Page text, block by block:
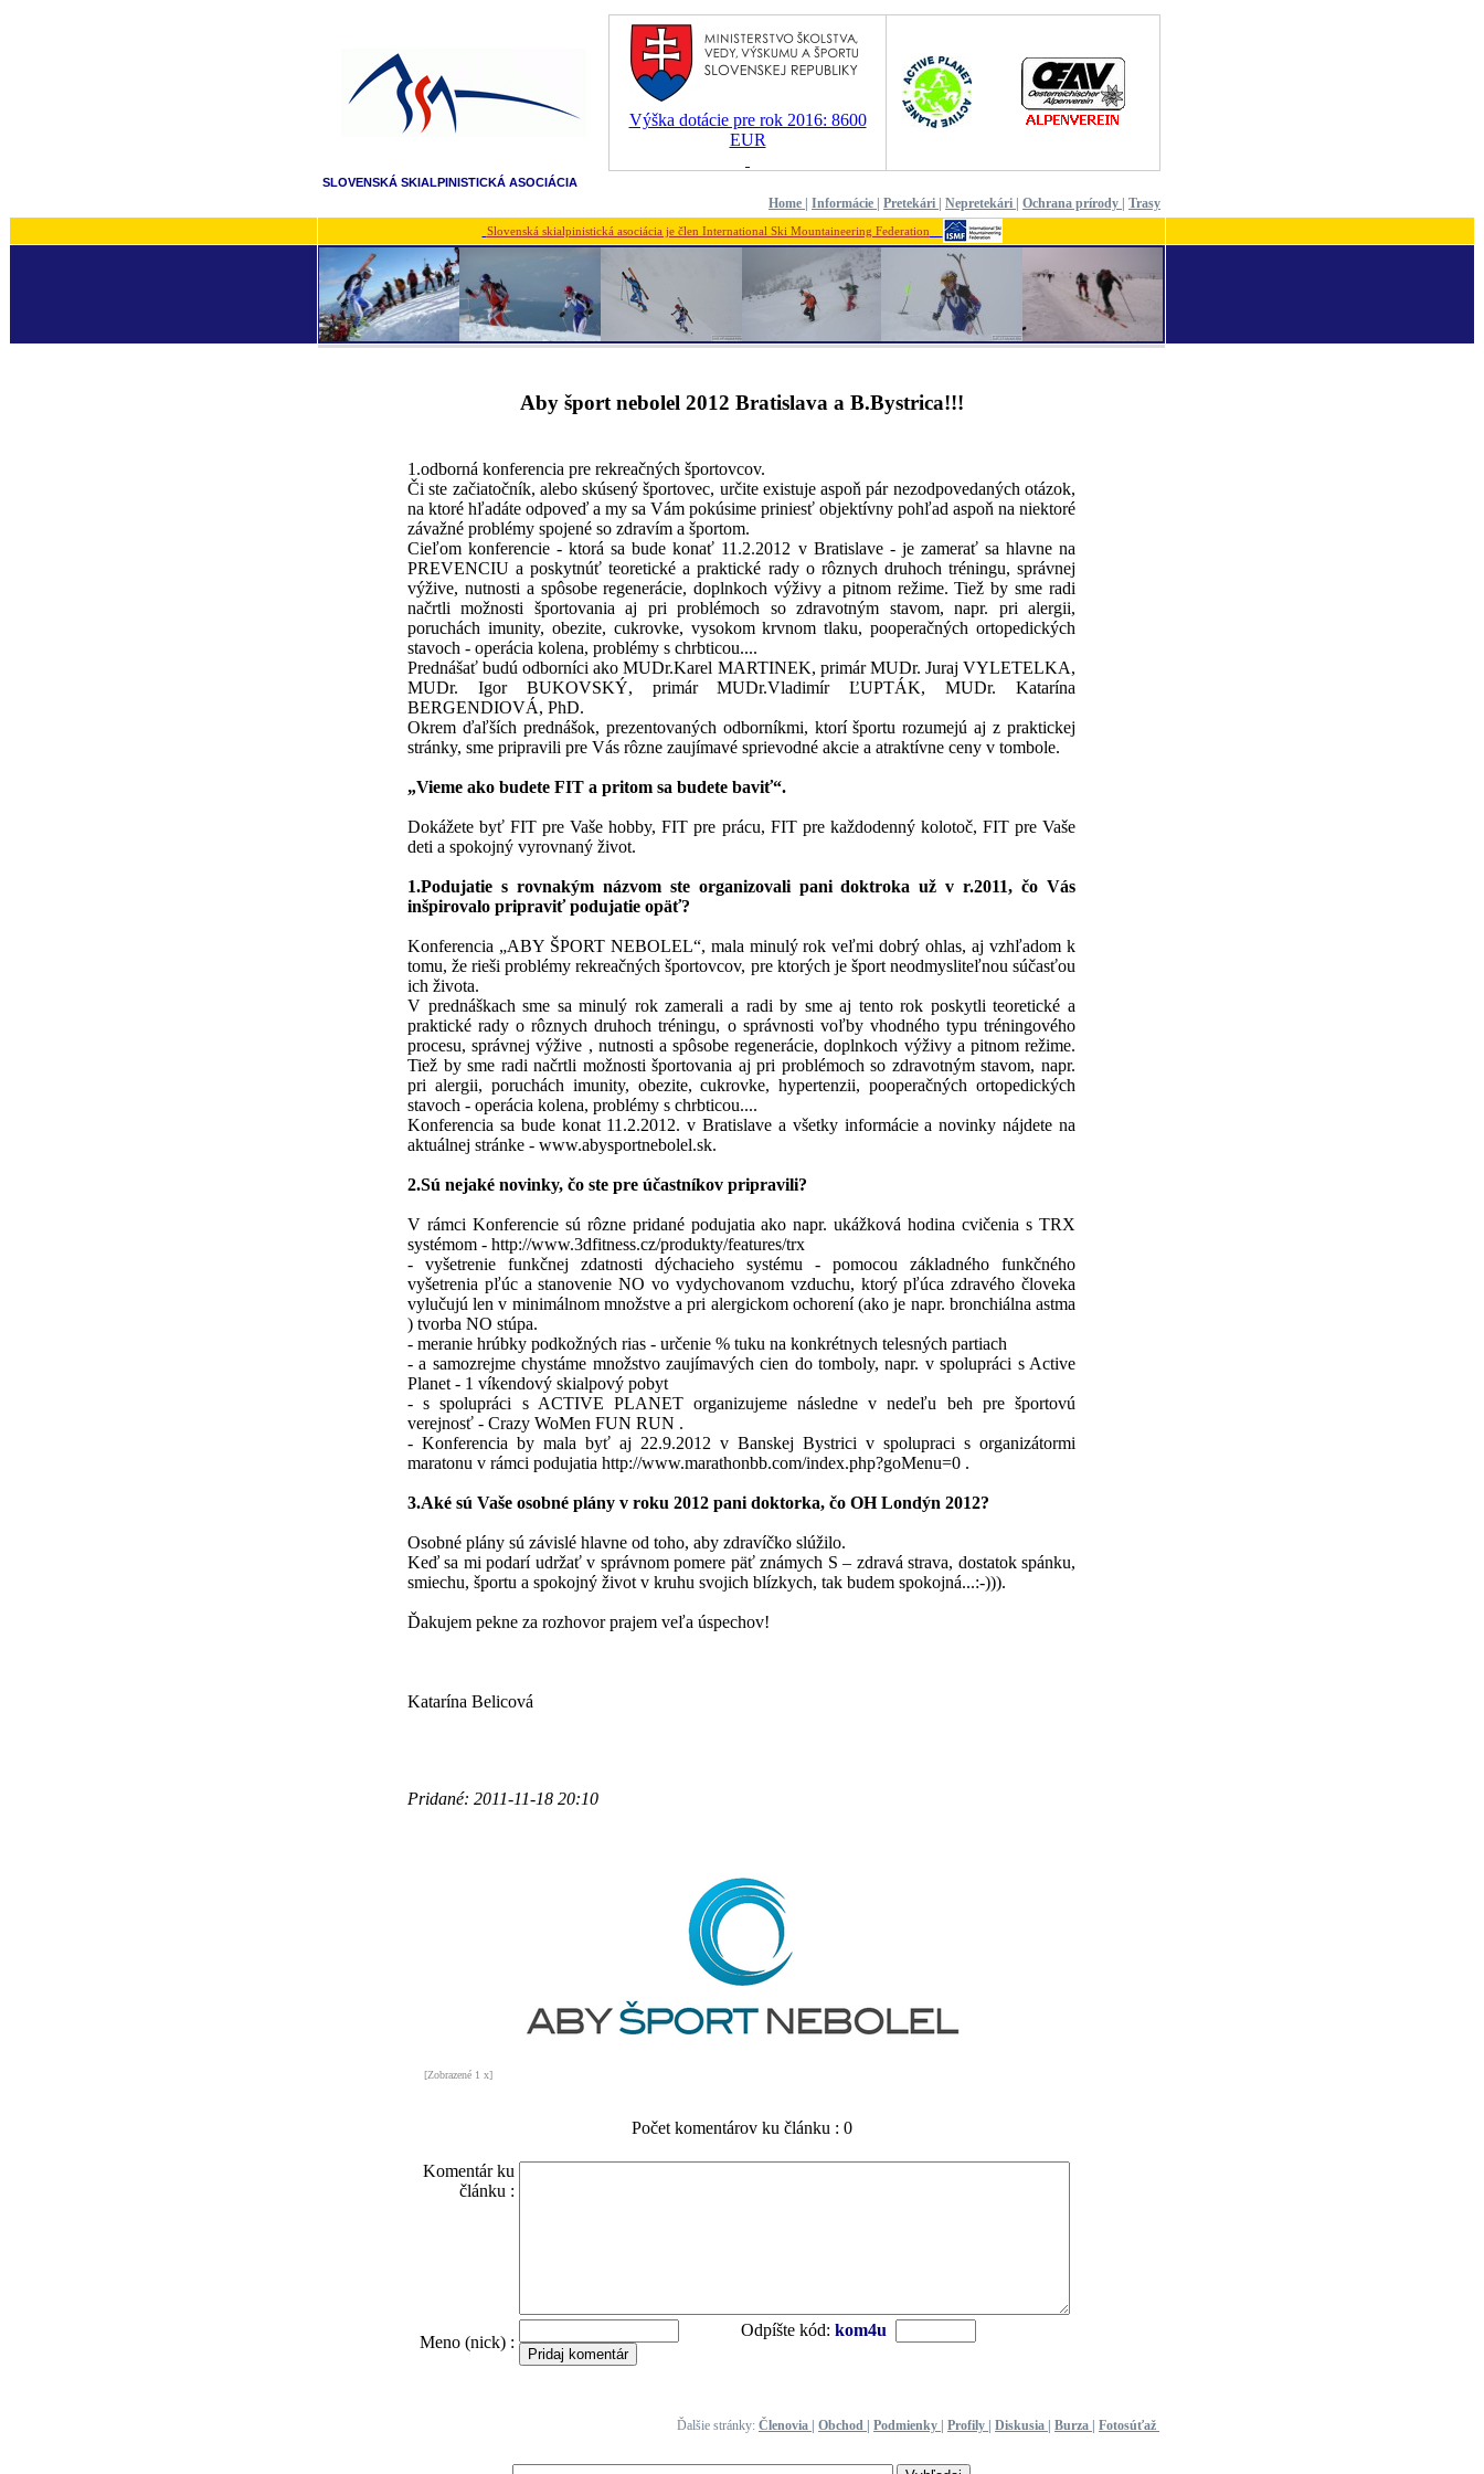
Výška dotácie pre rok 2016: 8600
EUR
SLOVENSKÁ SKIALPINISTICKÁ ASOCIÁCIA
Home Informácie Pretekári Nepretekári Ochrana prírody Trasy
Slovenská skialpinistická asociácia je člen International Ski Mountaineering Federation
Aby šport nebolel 2012 Bratislava a B.Bystrica!!!
1.odborná konferencia pre rekreačných športovcov.
Či ste začiatočník, alebo skúsený športovec, určite existuje aspoň pár nezodpovedaných otázok,
na ktoré hľadáte odpoveď a my sa Vám pokúsime priniesť objektívny pohľad aspoň na niektoré
závažné problémy spojené so zdravím a športom.
Cieľom konferencie - ktorá sa bude konať 11.2.2012 v Bratislave - je zamerať sa hlavne na
PREVENCIU a poskytnúť teoretické a praktické rady o rôznych druhoch tréningu, správnej
výžive, nutnosti a spôsobe regenerácie, doplnkoch výživy a pitnom režime. Tiež by sme radi
načrtli možnosti športovania aj pri problémoch so zdravotným stavom, napr. pri alergii,
poruchách imunity, obezite, cukrovke, vysokom krvnom tlaku, pooperačných ortopedických
stavoch - operácia kolena, problémy s chrbticou....
Prednášať budú odborníci ako MUDr.Karel MARTINEK, primár MUDr. Juraj VYLETELKA,
MUDr. Igor BUKOVSKÝ, primár MUDr.Vladimír ĽUPTÁK, MUDr. Katarína
BERGENDIOVÁ, PhD.
Okrem ďaľších prednášok, prezentovaných odborníkmi, ktorí športu rozumejú aj z praktickej
stránky, sme pripravili pre Vás rôzne zaujímavé sprievodné akcie a atraktívne ceny v tombole.
„Vieme ako budete FIT a pritom sa budete baviť“.
Dokážete byť FIT pre Vaše hobby, FIT pre prácu, FIT pre každodenný kolotoč, FIT pre Vaše
deti a spokojný vyrovnaný život.
1.Podujatie s rovnakým názvom ste organizovali pani doktroka už v r.2011, čo Vás
inšpirovalo pripraviť podujatie opäť?
Konferencia „ABY ŠPORT NEBOLEL“, mala minulý rok veľmi dobrý ohlas, aj vzhľadom k
tomu, že rieši problémy rekreačných športovcov, pre ktorých je šport neodmysliteľnou súčasťou
ich života.
V prednáškach sme sa minulý rok zamerali a radi by sme aj tento rok poskytli teoretické a
praktické rady o rôznych druhoch tréningu, o správnosti voľby vhodného typu tréningového
procesu, správnej výžive , nutnosti a spôsobe regenerácie, doplnkoch výživy a pitnom režime.
Tiež by sme radi načrtli možnosti športovania aj pri problémoch so zdravotným stavom, napr.
pri alergii, poruchách imunity, obezite, cukrovke, hypertenzii, pooperačných ortopedických
stavoch - operácia kolena, problémy s chrbticou....
Konferencia sa bude konat 11.2.2012. v Bratislave a všetky informácie a novinky nájdete na
aktuálnej stránke - www.abysportnebolel.sk.
2.Sú nejaké novinky, čo ste pre účastníkov pripravili?
V rámci Konferencie sú rôzne pridané podujatia ako napr. ukážková hodina cvičenia s TRX
systémom - http://www.3dfitness.cz/produkty/features/trx
- vyšetrenie funkčnej zdatnosti dýchacieho systému - pomocou základného funkčného
vyšetrenia pľúc a stanovenie NO vo vydychovanom vzduchu, ktorý pľúca zdravého človeka
vylučujú len v minimálnom množstve a pri alergickom ochorení (ako je napr. bronchiálna astma
) tvorba NO stúpa.
- meranie hrúbky podkožných rias - určenie % tuku na konkrétnych telesných partiach
- a samozrejme chystáme množstvo zaujímavých cien do tomboly, napr. v spolupráci s Active
Planet - 1 víkendový skialpový pobyt
- s spolupráci s ACTIVE PLANET organizujeme následne v nedeľu beh pre športovú
verejnosť - Crazy WoMen FUN RUN .
- Konferencia by mala byť aj 22.9.2012 v Banskej Bystrici v spolupraci s organizátormi
maratonu v rámci podujatia http://www.marathonbb.com/index.php?goMenu=0 .
3.Aké sú Vaše osobné plány v roku 2012 pani doktorka, čo OH Londýn 2012?
Osobné plány sú závislé hlavne od toho, aby zdravíčko slúžilo.
Keď sa mi podarí udržať v správnom pomere päť známych S – zdravá strava, dostatok spánku,
smiechu, športu a spokojný život v kruhu svojich blízkych, tak budem spokojná...:-))).
Ďakujem pekne za rozhovor prajem veľa úspechov!
Katarína Belicová
Pridané: 2011-11-18 20:10
[Zobrazené 1 x]
Počet komentárov ku článku : 0
Komentár ku
článku :
Meno (nick) :
Odpíšte kód: kom4u
Ďalšie stránky: Členovia Obchod Podmienky Profily Diskusia Burza Fotosúťaž